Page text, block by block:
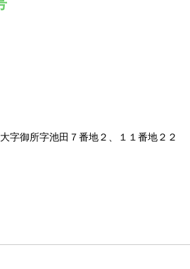
字御所字池田７番地２、１１番地２２